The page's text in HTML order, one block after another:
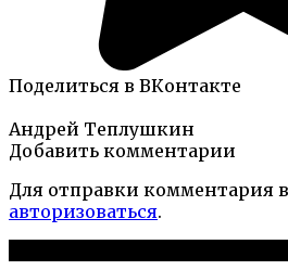
Поделиться в ВКонтакте
Андрей Теплушкин
Добавить комментарии
Для отправки комментария
авторизоваться.